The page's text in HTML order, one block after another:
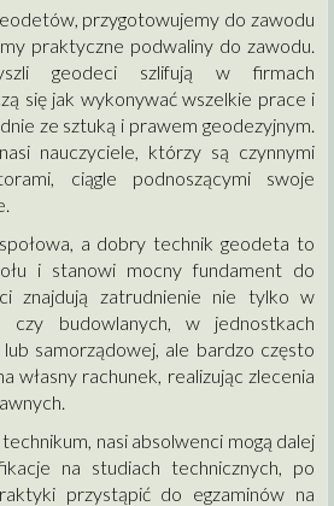
przygotowujemy do zawodu
praktyczne podwaliny do zawodu.
geodeci szlifują w firmach
się jak wykonywać wszelkie prace i
ze sztuką i prawem geodezyjnym.
nauczyciele, którzy są czynnymi
ciągle podnoszącymi swoje
a dobry technik geodeta to
i stanowi mocny fundament do
znajdują zatrudnienie nie tylko w
czy budowlanych, w jednostkach
samorządowej, ale bardzo często
własny rachunek, realizując zlecenia
nasi absolwenci mogą dalej
na studiach technicznych, po
przystąpić do egzaminów na